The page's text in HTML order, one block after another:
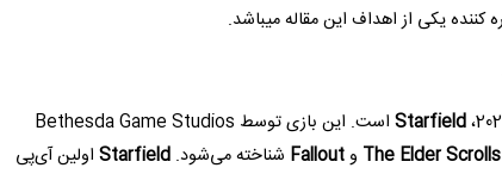
Starfield
است. این بازی توسط Bethesda Game Studios
The Elder Scrolls وFallout شناخته می‌شود. Starfield اولین آی‌پی